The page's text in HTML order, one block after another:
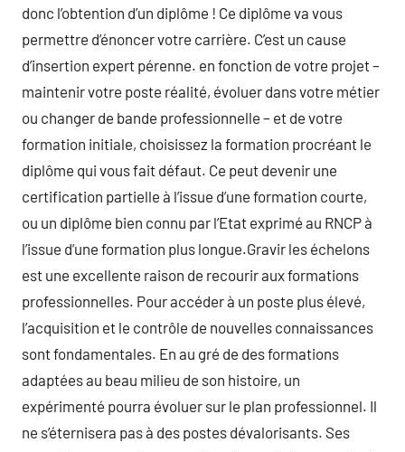
donc l’obtention d’un diplôme ! Ce diplôme va vous
permettre d’énoncer votre carrière. C’est un cause
d’insertion expert pérenne. en fonction de votre projet –
maintenir votre poste réalité, évoluer dans votre métier
ou changer de bande professionnelle – et de votre
formation initiale, choisissez la formation procréant le
diplôme qui vous fait défaut. Ce peut devenir une
certification partielle à l’issue d’une formation courte,
ou un diplôme bien connu par l’Etat exprimé au RNCP à
l’issue d’une formation plus longue.Gravir les échelons
est une excellente raison de recourir aux formations
professionnelles. Pour accéder à un poste plus élevé,
l’acquisition et le contrôle de nouvelles connaissances
sont fondamentales. En au gré de des formations
adaptées au beau milieu de son histoire, un
expérimenté pourra évoluer sur le plan professionnel. Il
ne s’éternisera pas à des postes dévalorisants. Ses